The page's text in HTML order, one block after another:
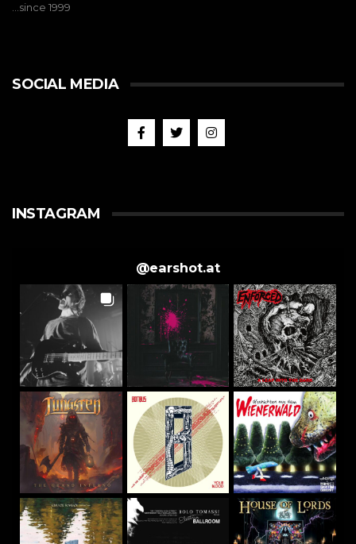
…since 1999
SOCIAL MEDIA
INSTAGRAM
@earshot.at